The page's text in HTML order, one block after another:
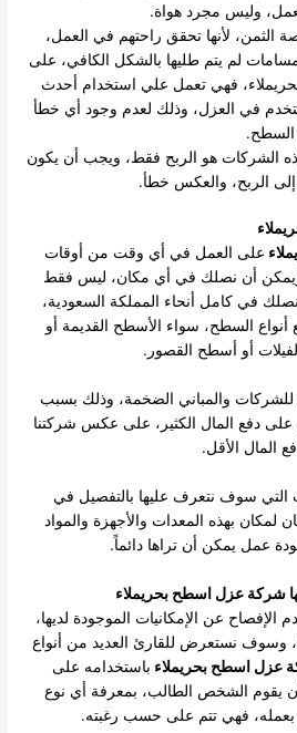
وليس مجرد هواة.
الثمن، لأنها تحقق راحتهم في العمل،
لم يتم طليها بالشكل الكافي، على
فهي تعمل علي استخدام أحدث
في العزل، وذلك لعدم وجود أي خطأ
السطح.
الشركات هو الربح فقط، ويجب أن يكون
إلى الربح، والعكس خطأ.
على العمل في أي وقت من أوقات
ويمكن أن نصلك في أي مكان، ليس فقط
في كامل أنحاء المملكة السعودية،
السطح، سواء الأسطح القديمة أو
أو أسطح القصور.
والمباني الضخمة، وذلك بسبب
على دفع المال الكثير، على عكس شركتنا
المال الأقل.
التي سوف نتعرف عليها بالتفصيل في
لمكان بهذه المعدات والأجهزة والمواد
عمل يمكن أن تراها دائماً.
شركة عزل اسطح بحريملاء
الإفصاح عن الإمكانيات الموجودة لديها،
وسوف نستعرض للقارئ العديد من أنواع
عزل اسطح بحريملاء باستخدامه على
يقوم الشخص الطالب، بمعرفة أي نوع
فهي تتم على حسب رغبته.